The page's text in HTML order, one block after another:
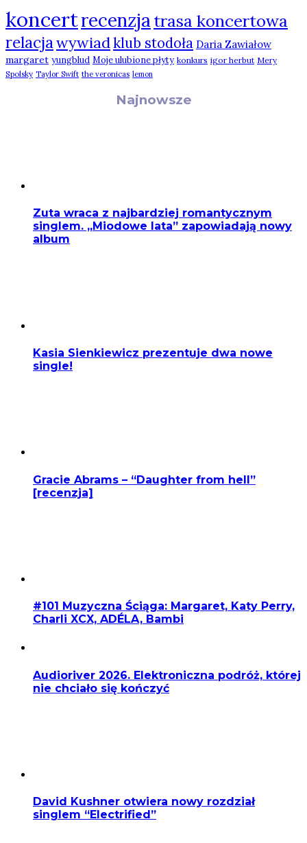
koncertrecenzjatrasa koncertowa
relacja wywiadklub stodoła Daria Zawiałow
margaret yungblud Moje ulubione płyty konkurs igor herbut Mery
Spolsky Taylor Swift the veronicas lemon
Najnowsze
Zuta wraca z najbardziej romantycznym
singlem. „Miodowe lata” zapowiadają nowy
album
Kasia Sienkiewicz prezentuje dwa nowe
single!
Gracie Abrams – “Daughter from hell”
[recenzja]
#101 Muzyczna Ściąga: Margaret, Katy Perry,
Charli XCX, ADÉLA, Bambi
Audioriver 2026. Elektroniczna podróż, której
nie chciało się kończyć
David Kushner otwiera nowy rozdział
singlem “Electrified”